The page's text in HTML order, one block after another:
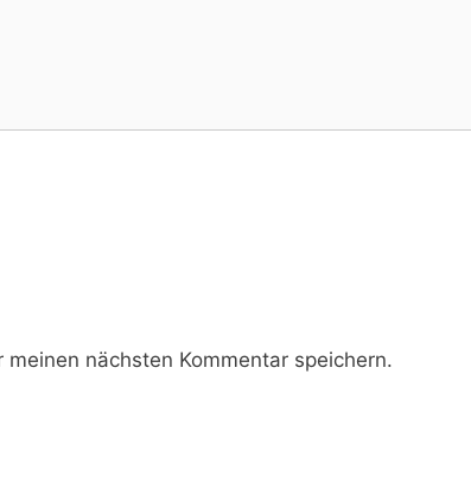
nächsten Kommentar speichern.